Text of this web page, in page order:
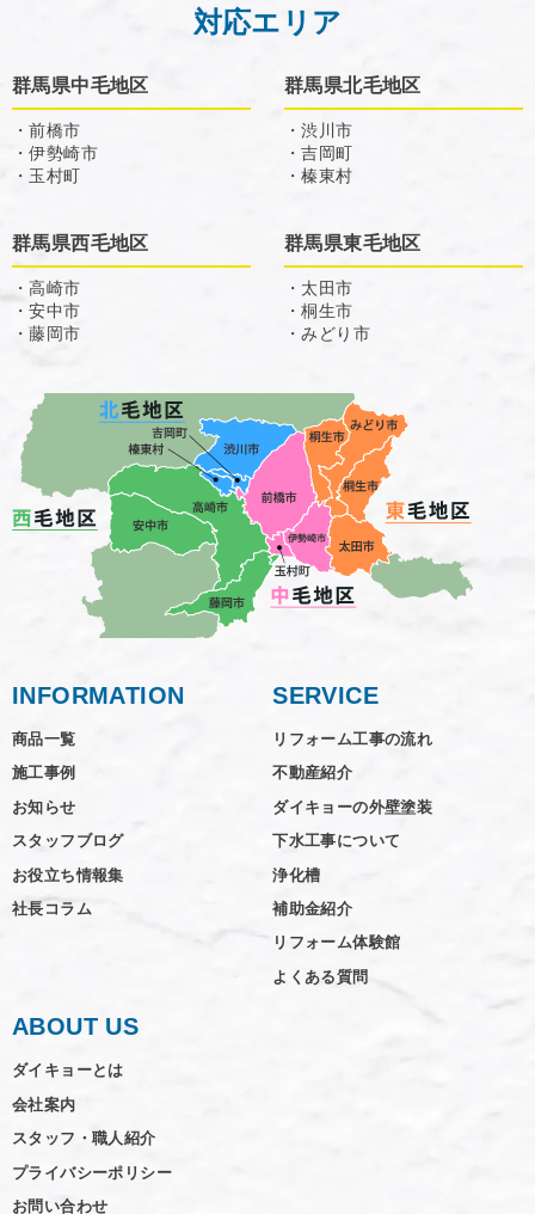
対応エリア
群馬県中毛地区
・前橋市
・伊勢崎市
・玉村町
群馬県北毛地区
・渋川市
・吉岡町
・榛東村
群馬県西毛地区
・高崎市
・安中市
・藤岡市
群馬県東毛地区
・太田市
・桐生市
・みどり市
INFORMATION
商品一覧
施工事例
お知らせ
スタッフブログ
お役立ち情報集
社長コラム
SERVICE
リフォーム工事の流れ
不動産紹介
ダイキョーの外壁塗装
下水工事について
浄化槽
補助金紹介
リフォーム体験館
よくある質問
ABOUT US
ダイキョーとは
会社案内
スタッフ・職人紹介
プライバシーポリシー
お問い合わせ